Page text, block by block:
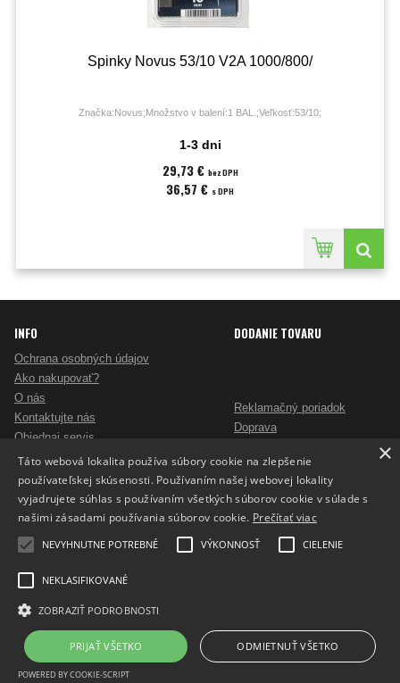
Spinky Novus 53/10 V2A 1000/800/
Značka:Novus;Množstvo v balení:1 BAL.;Veľkosť:53/10;
1-3 dni
29,73 € bez DPH
36,57 € s DPH
INFO DODANIE TOVARU
Ochrana osobných údajov
Ako nakupovať?
O nás
Kontaktujte nás
Objednaj servis
Pošlite mi ponuku
Ako vybrať skartovač?
Nezáväzný dopyt na reklamné predmety
Potlač reklamných predmetov
Cookies
Reklamačný poriadok
Doprava
Alternatívne riešenie sporov
Odstúpenie od zmluvy
Copyright 2017 - 2026 © ProfiKancelaria.sk
Tvorba e-shopov - Atomer.sk
×
Táto webová lokalita používa súbory cookie na zlepšenie
používateľskej skúsenosti. Používaním našej webovej lokality
vyjadrujete súhlas s používaním všetkých súborov cookie v súlade s
našimi zásadami používania súborov cookie. Prečítať viac
NEVYHNUTNE POTREBNÉ VÝKONNOSŤ CIELENIE
NEKLASIFIKOVANÉ
ZOBRAZIŤ PODROBNOSTI
PRIJAŤ VŠETKO ODMIETNUŤ VŠETKO
POWERED BY COOKIE-SCRIPT